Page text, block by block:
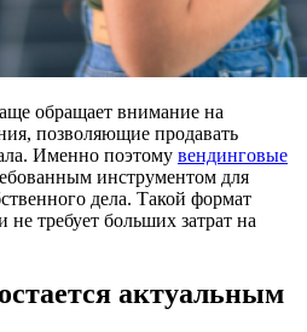
обращает внимание на
позволяющие продавать
Именно поэтому вендинговые
инструментом для
дела. Такой формат
требует больших затрат на
актуальным